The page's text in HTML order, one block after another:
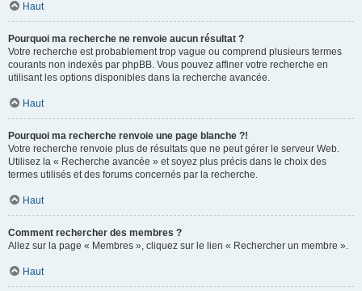
Haut
Pourquoi ma recherche ne renvoie aucun résultat ?
Votre recherche est probablement trop vague ou comprend plusieurs termes
courants non indexés par phpBB. Vous pouvez affiner votre recherche en
utilisant les options disponibles dans la recherche avancée.
Haut
Pourquoi ma recherche renvoie une page blanche ?!
Votre recherche renvoie plus de résultats que ne peut gérer le serveur Web.
Utilisez la « Recherche avancée » et soyez plus précis dans le choix des
termes utilisés et des forums concernés par la recherche.
Haut
Comment rechercher des membres ?
Allez sur la page « Membres », cliquez sur le lien « Rechercher un membre ».
Haut